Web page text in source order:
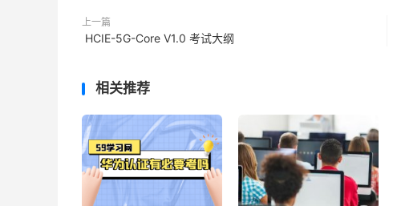
上一篇
HCIE-5G-Core V1.0 考试大纲
相关推荐